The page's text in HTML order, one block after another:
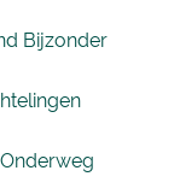
Bijzonder